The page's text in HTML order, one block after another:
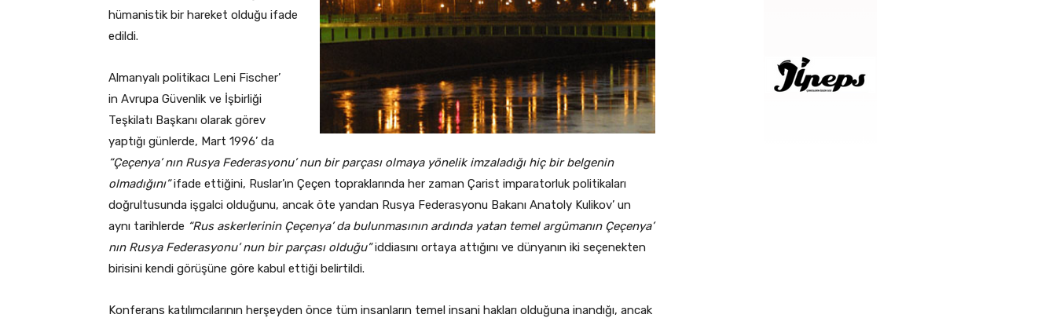
hümanistik bir hareket olduğu ifade
edildi.
Almanyalı politikacı Leni Fischer’
in Avrupa Güvenlik ve İşbirliği
Teşkilatı Başkanı olarak görev
yaptığı günlerde, Mart 1996’ da
“Çeçenya’ nın Rusya Federasyonu’ nun bir parçası olmaya yönelik imzaladığı hiç bir belgenin
olmadığını”ifade ettiğini, Ruslar’ın Çeçen topraklarında her zaman Çarist imparatorluk politikaları
doğrultusunda işgalci olduğunu, ancak öte yandan Rusya Federasyonu Bakanı Anatoly Kulikov’ un
aynı tarihlerde “Rus askerlerinin Çeçenya’ da bulunmasının ardında yatan temel argümanın Çeçenya’
nın Rusya Federasyonu’ nun bir parçası olduğu”iddiasını ortaya attığını ve dünyanın iki seçenekten
birisini kendi görüşüne göre kabul ettiği belirtildi.
Konferans katılımcılarının herşeyden önce tüm insanların temel insani hakları olduğuna inandığı, ancak